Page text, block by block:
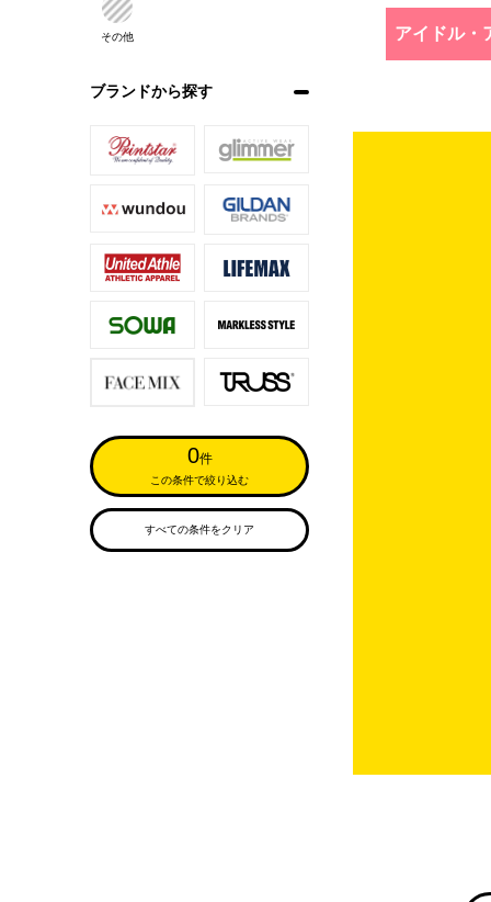
その他
ブランドから探す
0件
この条件で絞り込む
すべての条件をクリア
アイドル・